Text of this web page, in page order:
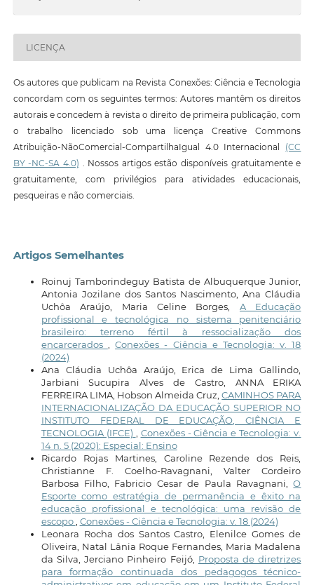
LICENÇA
Os autores que publicam na Revista Conexões: Ciência e Tecnologia
concordam com os seguintes termos: Autores mantêm os direitos
autorais e concedem à revista o direito de primeira publicação, com
o trabalho licenciado sob uma licença Creative Commons
Atribuição-NãoComercial-CompartilhaIgual 4.0 Internacional (CC
BY -NC-SA 4.0) . Nossos artigos estão disponíveis gratuitamente e
gratuitamente, com privilégios para atividades educacionais,
pesqueiras e não comerciais.
Artigos Semelhantes
Roinuj Tamborindeguy Batista de Albuquerque Junior,
Antonia Jozilane dos Santos Nascimento, Ana Cláudia
Uchôa Araújo, Maria Celine Borges, A Educação
profissional e tecnológica no sistema penitenciário
brasileiro: terreno fértil à ressocialização dos
encarcerados
,Conexões - Ciência e Tecnologia: v. 18
(2024)
Ana Cláudia Uchôa Araújo, Erica de Lima Gallindo,
Jarbiani Sucupira Alves de Castro, ANNA ERIKA
FERREIRA LIMA, Hobson Almeida Cruz,CAMINHOS PARA
INTERNACIONALIZAÇÃO DA EDUCAÇÃO SUPERIOR NO
INSTITUTO FEDERAL DE EDUCAÇÃO, CIÊNCIA E
TECNOLOGIA (IFCE)
Conexões - Ciência e Tecnologia: v.
14 n. 5 (2020): Especial: Ensino
Ricardo Rojas Martines, Caroline Rezende dos Reis,
Christianne F. Coelho-Ravagnani, Valter Cordeiro
Barbosa Filho, Fabricio Cesar de Paula Ravagnani,O
Esporte como estratégia de permanência e êxito na
educação profissional e tecnológica: uma revisão de
escopo Conexões - Ciência e Tecnologia: v. 18 (2024)
Leonara Rocha dos Santos Castro, Elenilce Gomes de
Oliveira, Natal Lânia Roque Fernandes, Maria Madalena
da Silva, Jerciano Pinheiro Feijó, Proposta de diretrizes
para formação continuada dos pedagogos técnico-